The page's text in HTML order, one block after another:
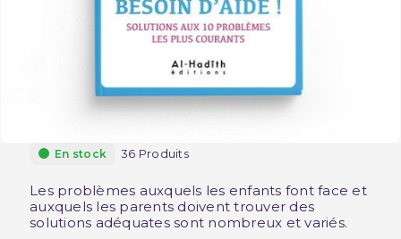
En stock 36 Produits
Les problèmes auxquels les enfants font face et
auxquels les parents doivent trouver des
solutions adéquates sont nombreux et variés.